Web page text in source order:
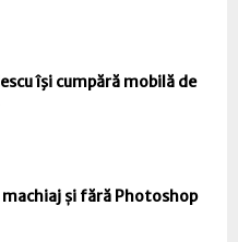
îşi cumpără mobilă de
și fără Photoshop